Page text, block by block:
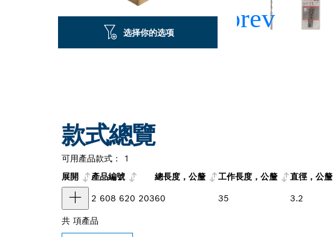
选择你的选项
款式總覽
可用產品款式：
1
展開
產品編號 總長度，公釐 工作長度，公釐 直徑，公釐
2 608 620 20360 35 3.2
共 項產品